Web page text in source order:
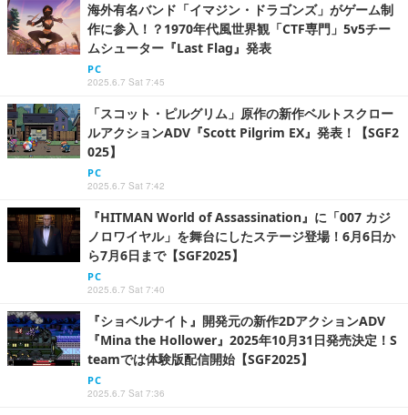
海外有名バンド「イマジン・ドラゴンズ」がゲーム制
作に参入！？1970年代風世界観「CTF専門」5v5チー
ムシューター『Last Flag』発表
PC
2025.6.7 Sat 7:45
「スコット・ピルグリム」原作の新作ベルトスクロー
ルアクションADV『Scott Pilgrim EX』発表！【SGF2
025】
PC
2025.6.7 Sat 7:42
『HITMAN World of Assassination』に「007 カジ
ノロワイヤル」を舞台にしたステージ登場！6月6日か
ら7月6日まで【SGF2025】
PC
2025.6.7 Sat 7:40
『ショベルナイト』開発元の新作2DアクションADV
『Mina the Hollower』2025年10月31日発売決定！S
teamでは体験版配信開始【SGF2025】
PC
2025.6.7 Sat 7:36